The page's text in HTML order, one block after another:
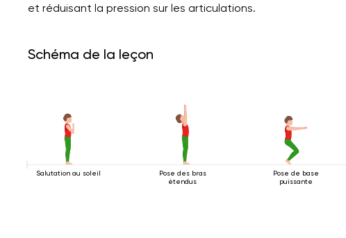
et réduisant la pression sur les articulations.
Schéma de la leçon
Salutation au soleil
Pose des bras
étendus
Pose de base
puissante